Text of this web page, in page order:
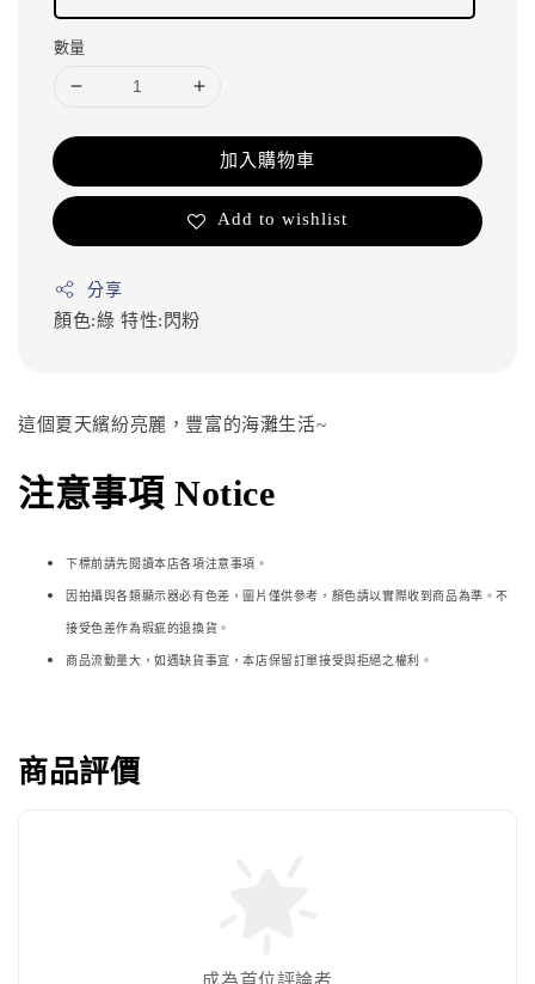
數量
加入購物車
Add to wishlist
分享
顏色:綠 特性:閃粉
這個夏天繽紛亮麗，豐富的海灘生活~
注意事項 Notice
下標前請先閱讀本店各項注意事項。
因拍攝與各類顯示器必有色差，圖片僅供參考，顏色請以實際收到商品為準。不
接受色差作為瑕疵的退換貨。
商品流動量大，如遇缺貨事宜，本店保留訂單接受與拒絕之權利。
商品評價